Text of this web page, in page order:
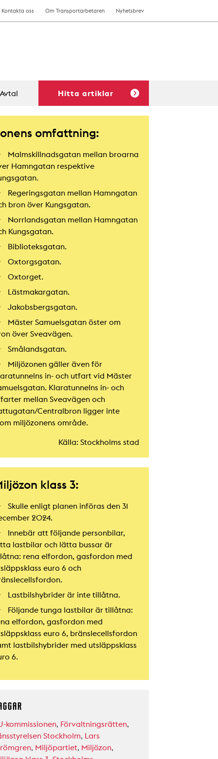
Kontakta oss Om Transportarbetaren Nyhetsbrev
Hitta artiklar
omfattning:
Malmskillnadsgatan mellan broarna
Hamngatan respektive
Regeringsgatan mellan Hamngatan
bron över Kungsgatan.
Norrlandsgatan mellan Hamngatan
Kungsgatan.
Biblioteksgatan.
Oxtorgsgatan.
Oxtorget.
Lästmakargatan.
Jakobsbergsgatan.
Mäster Samuelsgatan öster om
över Sveavägen.
Smålandsgatan.
Miljözonen gäller även för
in- och utfart vid Mäster
Klaratunnelns in- och
mellan Sveavägen och
Centralbron ligger inte
miljözonens område.
Källa: Stockholms stad
klass 3:
Skulle enligt planen införas den 31
2024.
Innebär att följande personbilar,
lastbilar och lätta bussar är
rena elfordon, gasfordon med
euro 6 och
Lastbilshybrider är inte tillåtna.
Följande tunga lastbilar är tillåtna:
elfordon, gasfordon med
euro 6, bränslecellsfordon
lastbilshybrider med utsläppsklass
6.
kommissionen, Förvaltningsrätten,
Stockholm, Lars
, Miljöpartiet, Miljözon,